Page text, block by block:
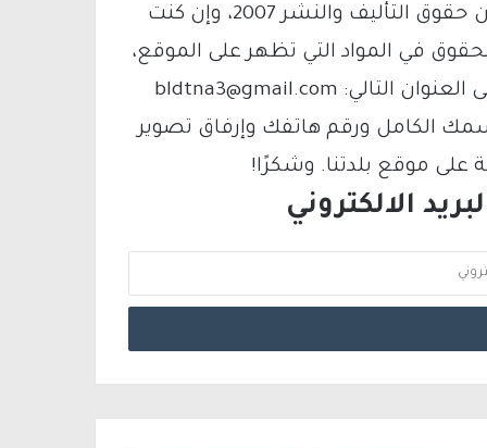
يتم الاستخدام المواد وفقًا للمادة 27 أ من قانون حقوق التأليف والنشر 2007، وإن كنت
في المواد التي تظهر على الموقع،
فيمكنك التواصل معنا عبر البريد الإلكتروني على العنوان التالي: bldtna3@gmail.com
الكامل ورقم هاتفك وإرفاق تصوير
موقع بلدتنا. وشكرًا!
الالكتروني